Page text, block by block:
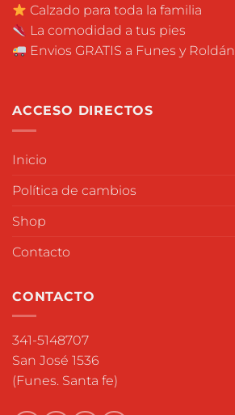
Calzado para toda la familia
La comodidad a tus pies
Envios GRATIS a Funes y Roldán
ACCESO DIRECTOS
Inicio
Política de cambios
Shop
Contacto
CONTACTO
341-5148707
San José 1536
(Funes. Santa fe)